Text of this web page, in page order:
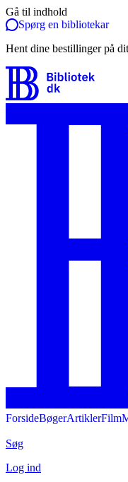
Gå til indhold
Spørg en bibliotekar
Hent dine bestillinger på
ForsideBøgerArtiklerFilm
Søg
Log ind